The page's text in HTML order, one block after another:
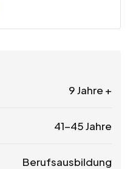
9 Jahre +
41-45 Jahre
Berufsausbildung